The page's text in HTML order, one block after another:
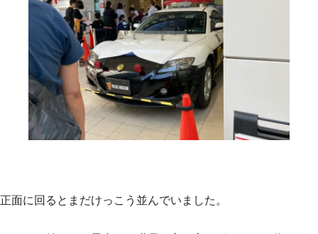
正面に回るとまだけっこう並んでいました。